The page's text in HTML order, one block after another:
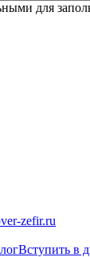
для
zefir.ru
Вступить в